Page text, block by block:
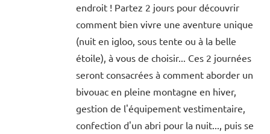
endroit ! Partez 2 jours pour découvrir
comment bien vivre une aventure unique
(nuit en igloo, sous tente ou à la belle
étoile), à vous de choisir... Ces 2 journées
seront consacrées à comment aborder un
bivouac en pleine montagne en hiver,
gestion de l'équipement vestimentaire,
confection d'un abri pour la nuit..., puis se